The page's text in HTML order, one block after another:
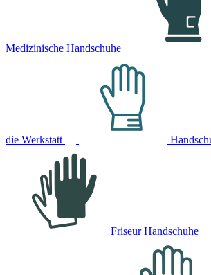
Medizinische Handschuhe
die Werkstatt
Friseur Handschuhe